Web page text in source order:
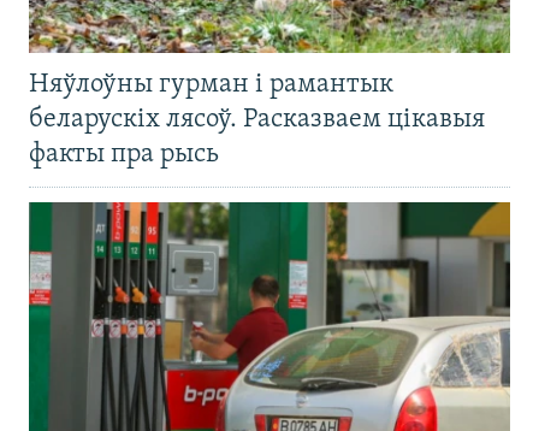
Няўлоўны гурман і рамантык
беларускіх лясоў. Расказваем цікавыя
факты пра рысь